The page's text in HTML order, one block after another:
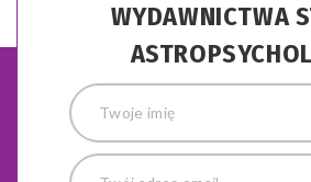
WYDAWNICTWA